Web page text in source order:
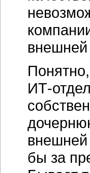
внешней
ИТ-
бы за